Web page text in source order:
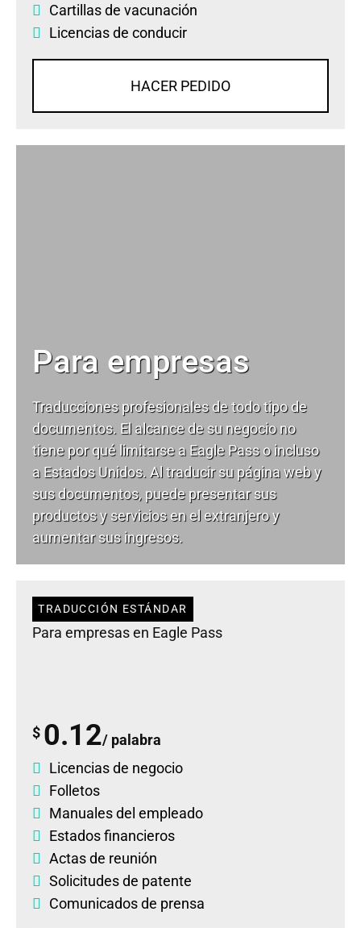
Cartillas de vacunación
Licencias de conducir
HACER PEDIDO
Para empresas
Traducciones profesionales de todo tipo de
documentos. El alcance de su negocio no
tiene por qué limitarse a Eagle Pass o incluso
a Estados Unidos. Al traducir su página web y
sus documentos, puede presentar sus
productos y servicios en el extranjero y
aumentar sus ingresos.
TRADUCCIÓN ESTÁNDAR
Para empresas en Eagle Pass
$ 0.12/ palabra
Licencias de negocio
Folletos
Manuales del empleado
Estados financieros
Actas de reunión
Solicitudes de patente
Comunicados de prensa